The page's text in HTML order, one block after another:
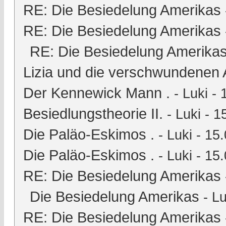
RE: Die Besiedelung Amerikas
RE: Die Besiedelung Amerikas
RE: Die Besiedelung
Lizia und die verschwundenen
Der Kennewick Mann . - Luki -
Besiedlungstheorie II. - Luki -
Die Paläo-Eskimos . - Luki -
Die Paläo-Eskimos . - Luki -
RE: Die Besiedelung Amerikas
Die Besiedelung Amerikas -
RE: Die Besiedelung Amerikas